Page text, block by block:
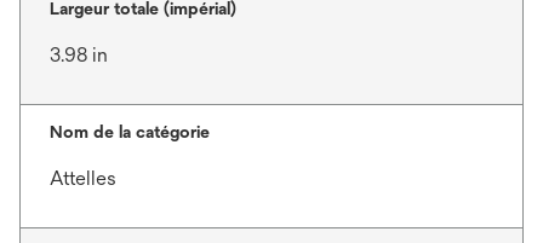
Largeur totale (impérial)
3.98 in
Nom de la catégorie
Attelles